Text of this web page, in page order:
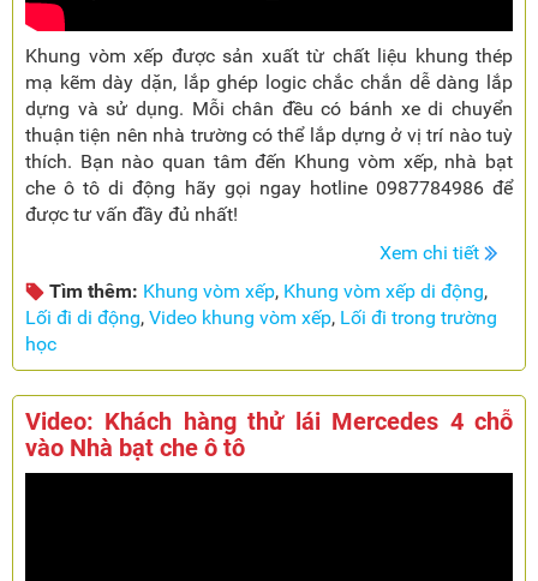
Khung vòm xếp được sản xuất từ chất liệu khung thép
mạ kẽm dày dặn, lắp ghép logic chắc chắn dễ dàng lắp
dựng và sử dụng. Mỗi chân đều có bánh xe di chuyển
thuận tiện nên nhà trường có thể lắp dựng ở vị trí nào tuỳ
thích. Bạn nào quan tâm đến Khung vòm xếp, nhà bạt
che ô tô di động hãy gọi ngay hotline 0987784986 để
được tư vấn đầy đủ nhất!
Xem chi tiết
Tìm thêm: Khung vòm xếp, Khung vòm xếp di động,
Lối đi di động, Video khung vòm xếp, Lối đi trong trường
học
Video: Khách hàng thử lái Mercedes 4 chỗ
vào Nhà bạt che ô tô